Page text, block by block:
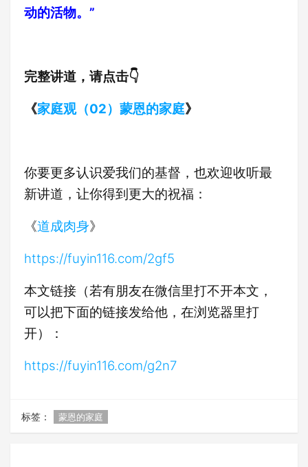
动的活物。”
完整讲道，请点击👇
《家庭观（02）蒙恩的家庭》
你要更多认识爱我们的基督，也欢迎收听最
新讲道，让你得到更大的祝福：
《道成肉身》
https://fuyin116.com/2gf5
本文链接（若有朋友在微信里打不开本文，
可以把下面的链接发给他，在浏览器里打
开）：
https://fuyin116.com/g2n7
标签： 蒙恩的家庭